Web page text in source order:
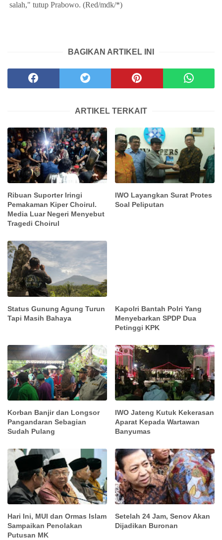
salah," tutup Prabowo. (Red/mdk/*)
BAGIKAN ARTIKEL INI
ARTIKEL TERKAIT
Ribuan Suporter Iringi
Pemakaman Kiper Choirul.
Media Luar Negeri Menyebut
Tragedi Choirul
IWO Layangkan Surat Protes
Soal Peliputan
Status Gunung Agung Turun
Tapi Masih Bahaya
Kapolri Bantah Polri Yang
Menyebarkan SPDP Dua
Petinggi KPK
Korban Banjir dan Longsor
Pangandaran Sebagian
Sudah Pulang
IWO Jateng Kutuk Kekerasan
Aparat Kepada Wartawan
Banyumas
Hari Ini, MUI dan Ormas Islam
Sampaikan Penolakan
Putusan MK
Setelah 24 Jam, Senov Akan
Dijadikan Buronan